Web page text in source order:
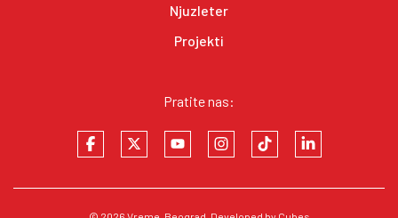
Njuzleter
Projekti
Pratite nas: